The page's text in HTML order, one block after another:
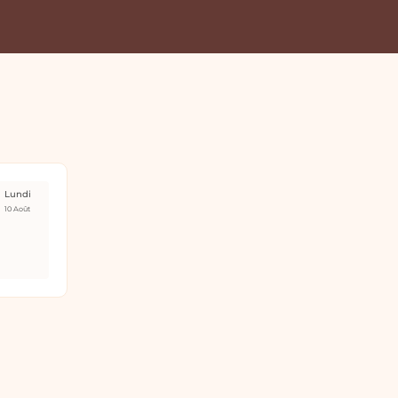
Lundi
10 Août